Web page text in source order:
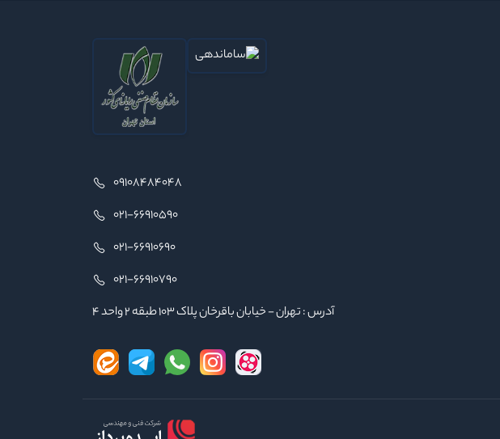
09108484048
021-66910590
021-66910690
021-66910790
آدرس : تهران - خیابان باقرخان پلاک ۱۰۳ طبقه ۲ واحد ۴